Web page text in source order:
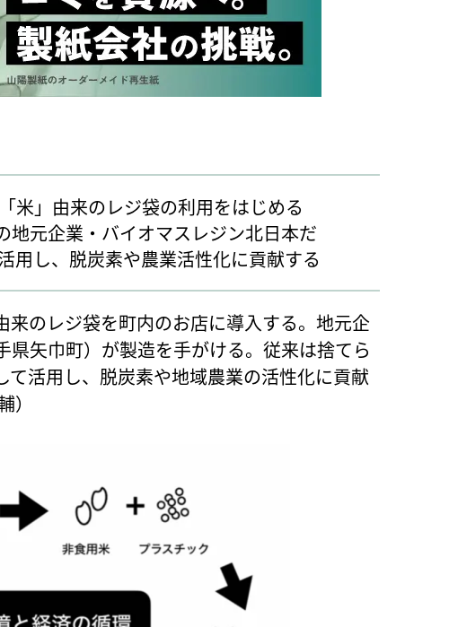
米」由来のレジ袋の利用をはじめる
地元企業・バイオマスレジン北日本だ
用し、脱炭素や農業活性化に貢献する
のレジ袋を町内のお店に導入する。地元企
矢巾町）が製造を手がける。従来は捨てら
活用し、脱炭素や地域農業の活性化に貢献